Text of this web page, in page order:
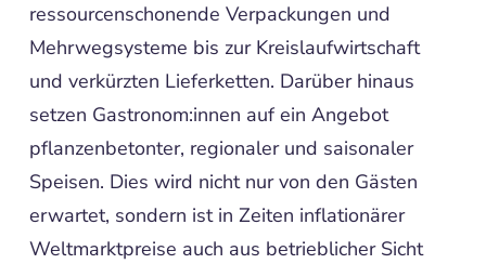
ressourcenschonende Verpackungen und
Mehrwegsysteme bis zur Kreislaufwirtschaft
und verkürzten Lieferketten. Darüber hinaus
setzen Gastronom:innen auf ein Angebot
pflanzenbetonter, regionaler und saisonaler
Speisen. Dies wird nicht nur von den Gästen
erwartet, sondern ist in Zeiten inflationärer
Weltmarktpreise auch aus betrieblicher Sicht